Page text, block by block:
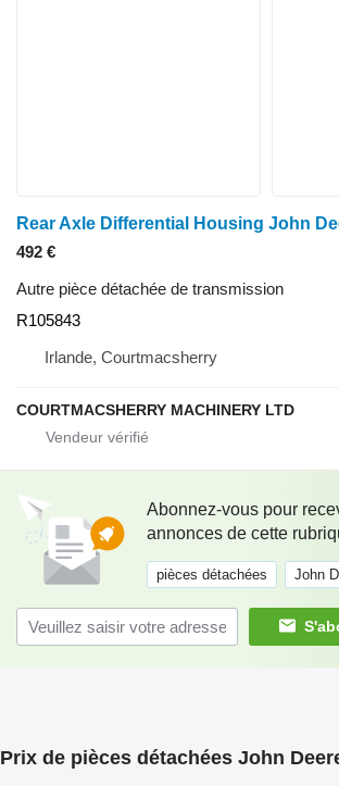
492 €
Autre pièce détachée de transmission
R105843
Irlande, Courtmacsherry
COURTMACSHERRY MACHINERY LTD
Abonnez-vous pour
annonces de cette
pièces détachées John
Prix de pièces détachées John